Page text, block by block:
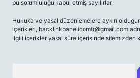
bu sorumluluğu kabul etmiş sayılırlar.
Hukuka ve yasal düzenlemelere aykırı
içerikleri, backlinkpanelicomtr@gmail.com
ilgili içerikler yasal süre içerisinde sitemizden